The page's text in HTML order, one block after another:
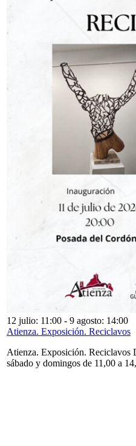
12 julio: 11:00 - 9 agosto: 14:00
Atienza. Exposición. Reciclavos
Atienza. Exposición. Reciclavos
sábado y domingos de 11,00 a